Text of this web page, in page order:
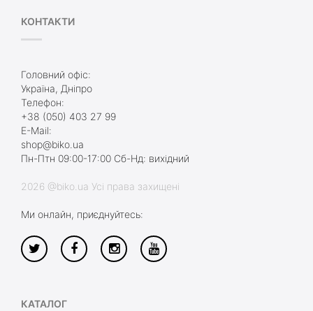
КОНТАКТИ
Головний офіс:
Україна, Дніпро
Телефон:
+38 (050) 403 27 99
E-Mail:
shop@biko.ua
Пн-Птн 09:00-17:00 Сб-Нд: вихідний
2026 @biko.ua Усі права захищені
Ми онлайн, приєднуйтесь:
КАТАЛОГ